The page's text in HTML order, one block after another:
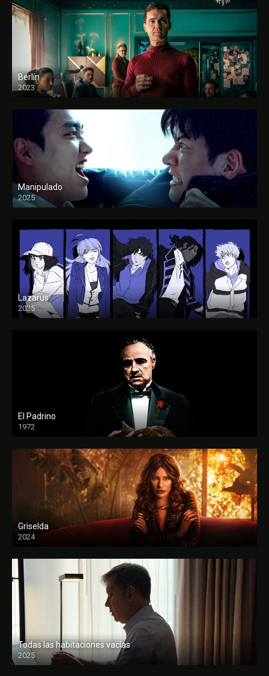
Berlín
2023
Manipulado
2025
Lazarus
2025
El Padrino
1972
FULL HD
Griselda
2024
Todas las habitaciones vacías
2025
FULL HD